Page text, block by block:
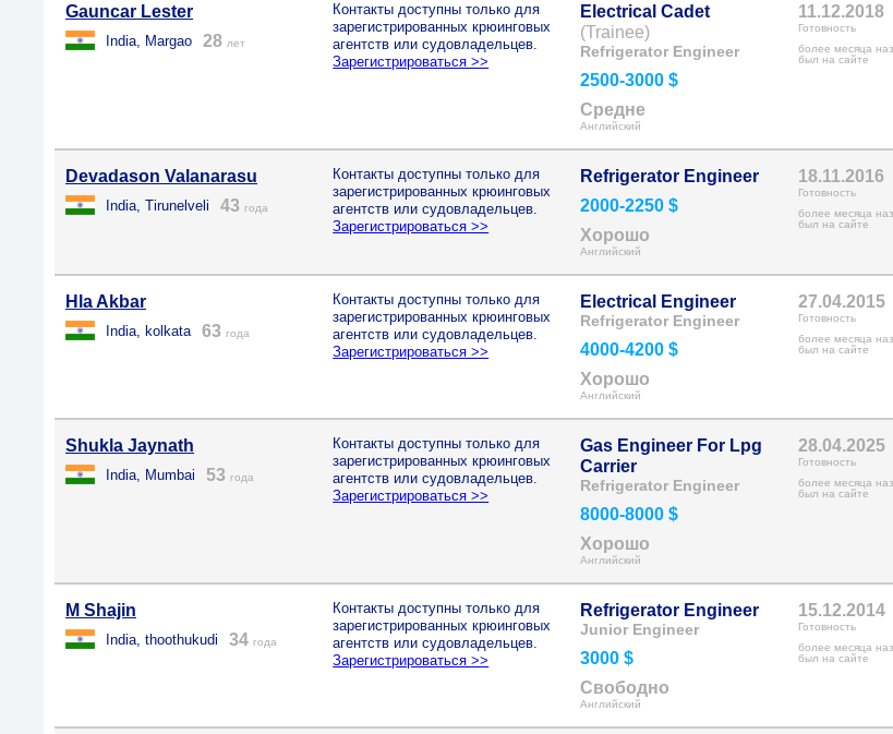
Gauncar Lester
India, Margao 28 лет
Контакты доступны только для
зарегистрированных крюинговых
агентств или судовладельцев.
Зарегистрироваться >>
Electrical Cadet
(Trainee)
Refrigerator Engineer
2500-3000 $
Средне
Английский
11.12.2018
Готовность
более месяца
был на сайте
Devadason Valanarasu
India, Tirunelveli 43 года
Контакты доступны только для
зарегистрированных крюинговых
агентств или судовладельцев.
Зарегистрироваться >>
Refrigerator Engineer
2000-2250 $
Хорошо
Английский
18.11.2016
Готовность
более месяца
был на сайте
Hla Akbar
India, kolkata 63 года
Контакты доступны только для
зарегистрированных крюинговых
агентств или судовладельцев.
Зарегистрироваться >>
Electrical Engineer
Refrigerator Engineer
4000-4200 $
Хорошо
Английский
27.04.2015
Готовность
более месяца
был на сайте
Shukla Jaynath
India, Mumbai 53 года
Контакты доступны только для
зарегистрированных крюинговых
агентств или судовладельцев.
Зарегистрироваться >>
Gas Engineer For Lpg
Carrier
Refrigerator Engineer
8000-8000 $
Хорошо
Английский
28.04.2025
Готовность
более месяца
был на сайте
M Shajin
India, thoothukudi 34 года
Контакты доступны только для
зарегистрированных крюинговых
агентств или судовладельцев.
Зарегистрироваться >>
Refrigerator Engineer
Junior Engineer
3000 $
Свободно
Английский
15.12.2014
Готовность
более месяца
был на сайте